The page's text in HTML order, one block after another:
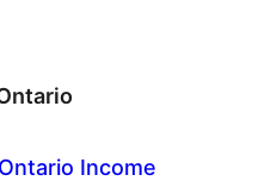
Income